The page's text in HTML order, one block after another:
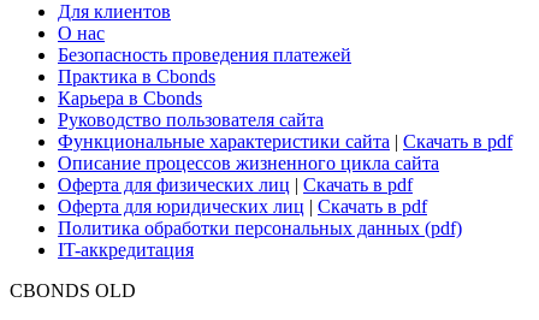
Для клиентов
О нас
Безопасность проведения платежей
Практика в Cbonds
Карьера в Cbonds
Руководство пользователя сайта
Функциональные характеристики сайта | Скачать в pdf
Описание процессов жизненного цикла сайта
Оферта для физических лиц | Скачать в pdf
Оферта для юридических лиц | Скачать в pdf
Политика обработки персональных данных (pdf)
IT-аккредитация
CBONDS OLD